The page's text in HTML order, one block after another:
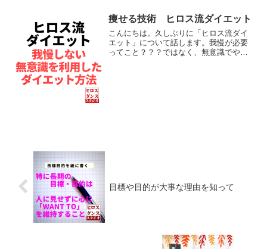
痩せる技術 ヒロス流ダイエット
こんにちは。久しぶりに「ヒロス流ダイ
エット」について話します。我慢が必要
ってこと？？？ではなく、無意識でやる
目標や目的が大事な理由を知って